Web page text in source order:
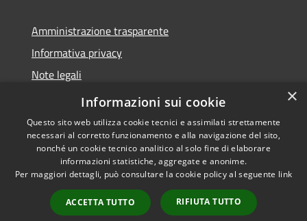
Amministrazione trasparente
Informativa privacy
Note legali
Dichiarazione di accessibilità
Accessibilità
Copyright © 2026 • Comune di
Casalbordino • Powered by
Municipium•
Accesso
redazione
×
Informazioni sui cookie
Questo sito web utilizza cookie tecnici e assimilati strettamente
necessari al corretto funzionamento e alla navigazione del sito,
nonché un cookie tecnico analitico al solo fine di elaborare
informazioni statistiche, aggregate e anonime.
Per maggiori dettagli, può consultare la cookie policy al seguente link
ACCETTA TUTTO RIFIUTA TUTTO